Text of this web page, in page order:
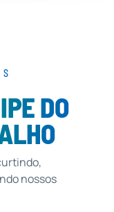
DO
nossos